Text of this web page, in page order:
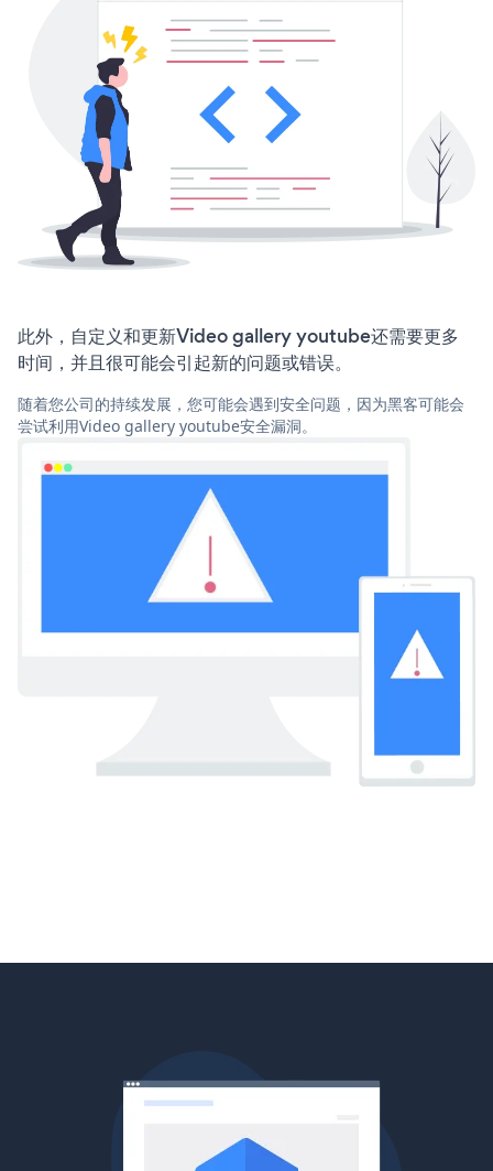
此外，自定义和更新Video gallery youtube还需要更多
时间，并且很可能会引起新的问题或错误。
随着您公司的持续发展，您可能会遇到安全问题，因为黑客可能会
尝试利用Video gallery youtube安全漏洞。